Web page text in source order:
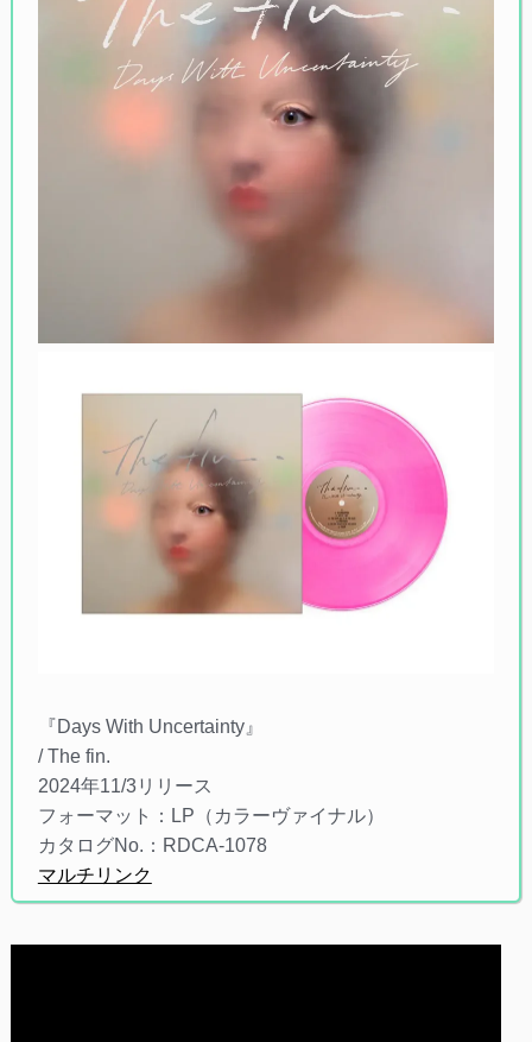
『Days With Uncertainty』
/ The fin.
2024年11/3リリース
フォーマット：LP（カラーヴァイナル）
カタログNo.：RDCA-1078
マルチリンク